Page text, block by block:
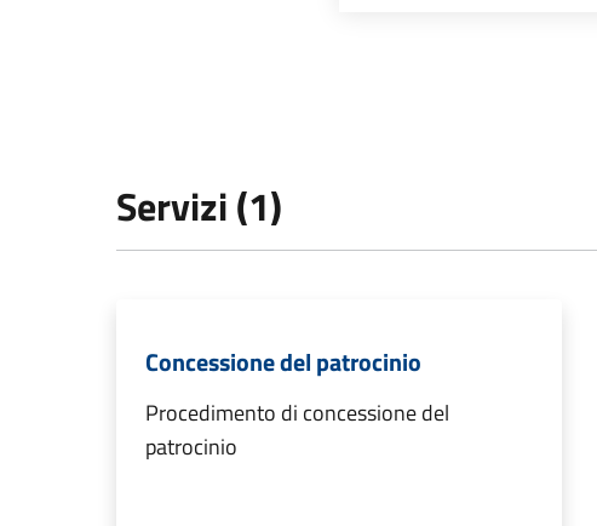
Servizi (1)
Concessione del patrocinio
Procedimento di concessione del
patrocinio